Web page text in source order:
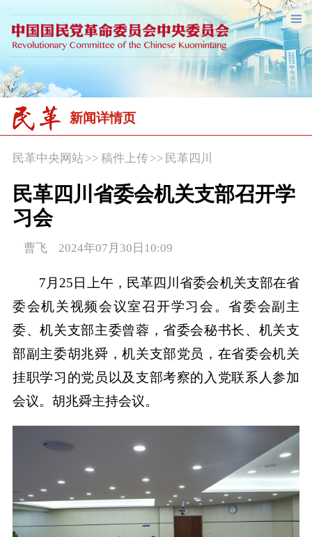
新闻详情页
民革中央网站>> 稿件上传 >> 民革四川
民革四川省委会机关支部召开学
习会
曹飞 2024年07月30日10:09
7月25日上午，民革四川省委会机关支部在省
委会机关视频会议室召开学习会。省委会副主
委、机关支部主委曾蓉，省委会秘书长、机关支
部副主委胡兆舜，机关支部党员，在省委会机关
挂职学习的党员以及支部考察的入党联系人参加
会议。胡兆舜主持会议。